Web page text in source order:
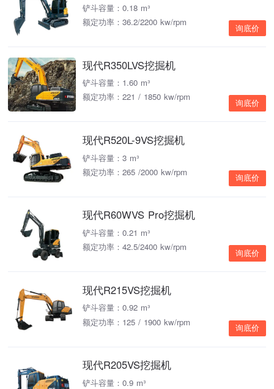
铲斗容量：0.18 m³
额定功率：36.2/2200 kw/rpm
询底价
现代R350LVS挖掘机
铲斗容量：1.60 m³
额定功率：221 / 1850 kw/rpm
询底价
现代R520L-9VS挖掘机
铲斗容量：3 m³
额定功率：265 /2000 kw/rpm
询底价
现代R60WVS Pro挖掘机
铲斗容量：0.21 m³
额定功率：42.5/2400 kw/rpm
询底价
现代R215VS挖掘机
铲斗容量：0.92 m³
额定功率：125 / 1900 kw/rpm
询底价
现代R205VS挖掘机
铲斗容量：0.9 m³